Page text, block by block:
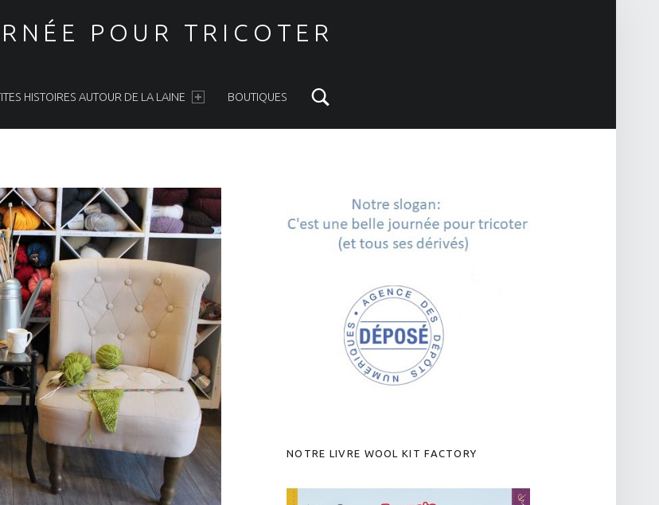
POUR TRICOTER
HISTOIRES AUTOUR DE LA LAINE BOUTIQUES
NOTRE LIVRE WOOL KIT FACTORY